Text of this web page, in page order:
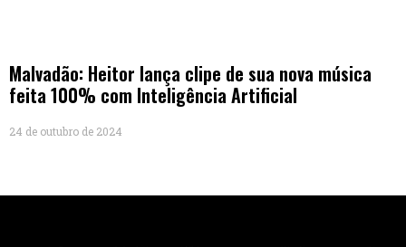
Malvadão: Heitor lança clipe de sua nova música
feita 100% com Inteligência Artificial
24 de outubro de 2024